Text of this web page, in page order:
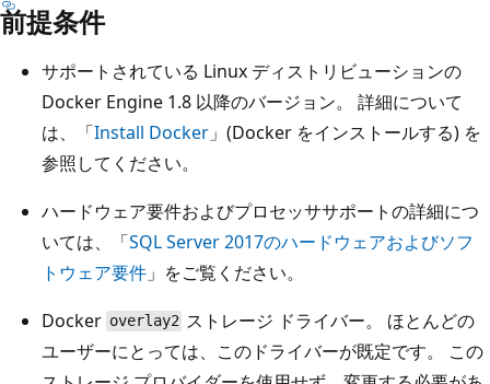
前提条件
サポートされている Linux ディストリビューションの
Docker Engine 1.8 以降のバージョン。 詳細について
は、「Install Docker 」(Docker をインストールする) を
参照してください。
ハードウェア要件およびプロセッササポートの詳細につ
いては、「SQL Server 2017のハードウェアおよびソフ
トウェア要件 」をご覧ください。
Docker overlay2 ストレージ ドライバー。 ほとんどの
ユーザーにとっては、このドライバーが既定です。 この